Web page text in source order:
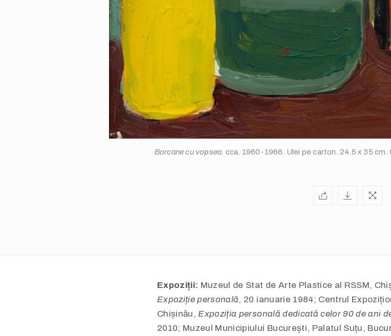
Borcane cu vopsea. cca. 1960-1966. Ulei pe carton. 24.5 x 35 cm.
Expoziții: Muzeul de Stat de Arte Plastice al RSSM,
Expoziție personală, 20 ianuarie 1984; Centrul
Chișinău,Expoziția personală dedicată celor 90 de ani
2010; Muzeul Municipiului București, Palatul Suțu,